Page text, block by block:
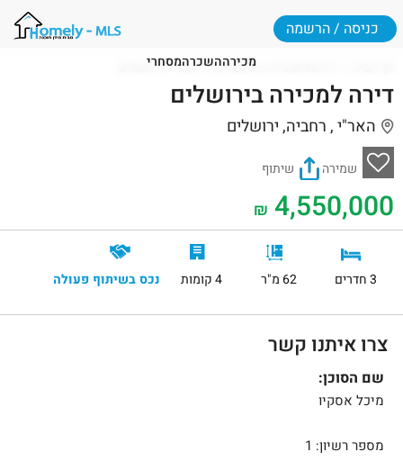
מכירההשכרהמסחרי
כניסה / הרשמה
דירות למכירה בירושלים האר"י , ירושלים
דירה למכירה בירושלים
האר"י , רחביה, ירושלים
שמירה שיתוף
4,550,000
₪
3 חדרים 62 מ"ר 4 קומות נכס בשיתוף פעולה
צרו איתנו קשר
שם הסוכן:
מיכל אסקיו
מספר רשיון: 1